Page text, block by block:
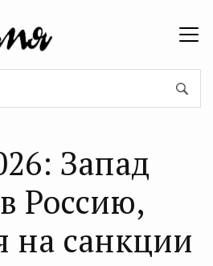
Запад
Россию,
на санкции